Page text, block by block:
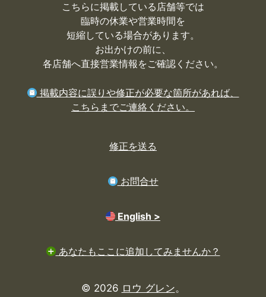
こちらに掲載している店舗等では
臨時の休業や営業時間を
短縮している場合があります。
お出かけの前に、
各店舗へ直接営業情報をご確認ください。
掲載内容に誤りや修正が必要な箇所があれば、
こちらまでご連絡ください。
修正を送る
お問合せ
English >
あなたもここに追加してみませんか？
© 2026 ロウ グレン。